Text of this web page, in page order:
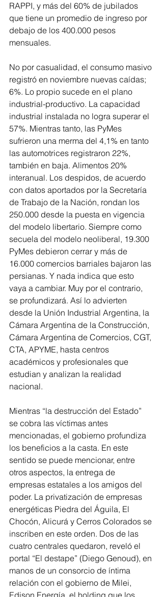
RAPPI, y más del 60% de jubilados
que tiene un promedio de ingreso por
debajo de los 400.000 pesos
mensuales.
No por casualidad, el consumo masivo
registró en noviembre nuevas caídas;
6%. Lo propio sucede en el plano
industrial-productivo. La capacidad
industrial instalada no logra superar el
57%. Mientras tanto, las PyMes
sufrieron una merma del 4,1% en tanto
las automotrices registraron 22%,
también en baja. Alimentos 20%
interanual. Los despidos, de acuerdo
con datos aportados por la Secretaría
de Trabajo de la Nación, rondan los
250.000 desde la puesta en vigencia
del modelo libertario. Siempre como
secuela del modelo neoliberal, 19.300
PyMes debieron cerrar y más de
16.000 comercios barriales bajaron las
persianas. Y nada indica que esto
vaya a cambiar. Muy por el contrario,
se profundizará. Así lo advierten
desde la Unión Industrial Argentina, la
Cámara Argentina de la Construcción,
Cámara Argentina de Comercios, CGT,
CTA, APYME, hasta centros
académicos y profesionales que
estudian y analizan la realidad
nacional.
Mientras “la destrucción del Estado”
se cobra las víctimas antes
mencionadas, el gobierno profundiza
los beneficios a la casta. En este
sentido se puede mencionar, entre
otros aspectos, la entrega de
empresas estatales a los amigos del
poder. La privatización de empresas
energéticas Piedra del Águila, El
Chocón, Alicurá y Cerros Colorados se
inscriben en este orden. Dos de las
cuatro centrales quedaron, reveló el
portal “El destape” (Diego Genoud), en
manos de un consorcio de íntima
relación con el gobierno de Milei,